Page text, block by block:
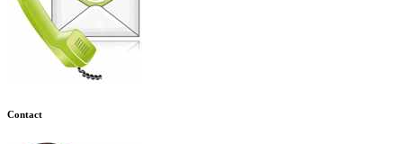
Contact